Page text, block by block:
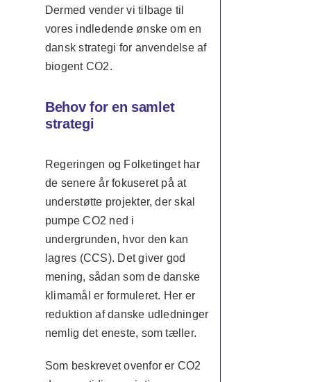
Dermed vender vi tilbage til
vores indledende ønske om en
dansk strategi for anvendelse af
biogent CO2.
Behov for en samlet
strategi
Regeringen og Folketinget har
de senere år fokuseret på at
understøtte projekter, der skal
pumpe CO2 ned i
undergrunden, hvor den kan
lagres (CCS). Det giver god
mening, sådan som de danske
klimamål er formuleret. Her er
reduktion af danske udledninger
nemlig det eneste, som tæller.
Som beskrevet ovenfor er CO2